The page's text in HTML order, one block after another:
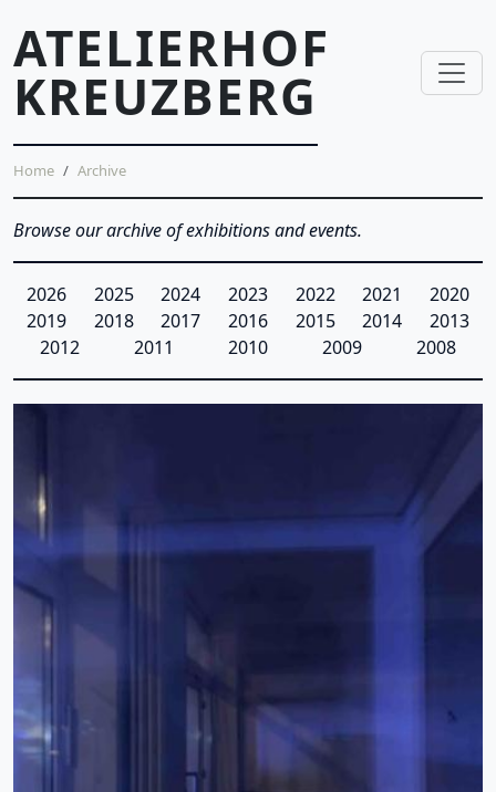
ATELIERHOF
KREUZBERG
Breadcrumb
Home Archive
Browse our archive of exhibitions and events.
Archive
Filter exhibitions by year
2026 2025 2024 2023 2022 2021
2020
2019
2018 2017 2016 2015 2014
2013
2012
2011 2010 2009 2008